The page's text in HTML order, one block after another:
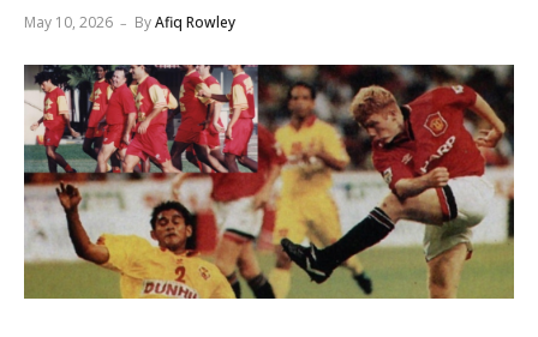
May 10, 2026 ByAfiq Rowley